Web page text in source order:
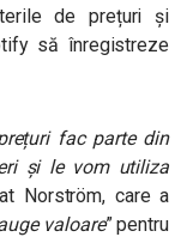
de prețuri și
să înregistreze
fac parte din
și le vom utiliza
Norström, care a
valoare” pentru